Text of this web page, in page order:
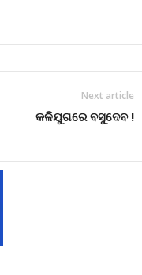
Next article
କଳିଯୁଗରେ ବସୁଦେବ !